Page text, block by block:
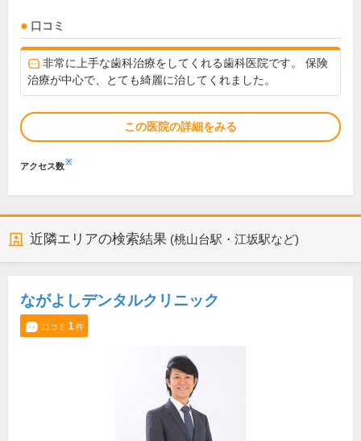
口コミ
非常に上手な歯科治療をしてくれる歯科医院です。 保険
治療が中心で、とても綺麗に治してくれました。
この医院の詳細をみる
アクセス数※
近隣エリアの検索結果 (桃山台駅・江坂駅など)
ながよしデンタルクリニック
口コミ 1件